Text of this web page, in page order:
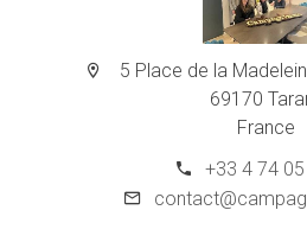
5 Place de la
69170
France
+33 4 74